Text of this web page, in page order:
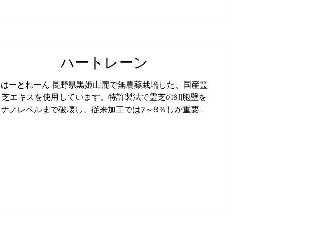
ハートレーン
はーとれーん 長野県黒姫山麓で無農薬栽培した、国産霊
芝エキスを使用しています。特許製法で霊芝の細胞壁を
ナノレベルまで破壊し、従来加工では7～8％しか重要な